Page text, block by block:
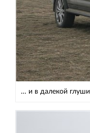
… и в далекой глуши